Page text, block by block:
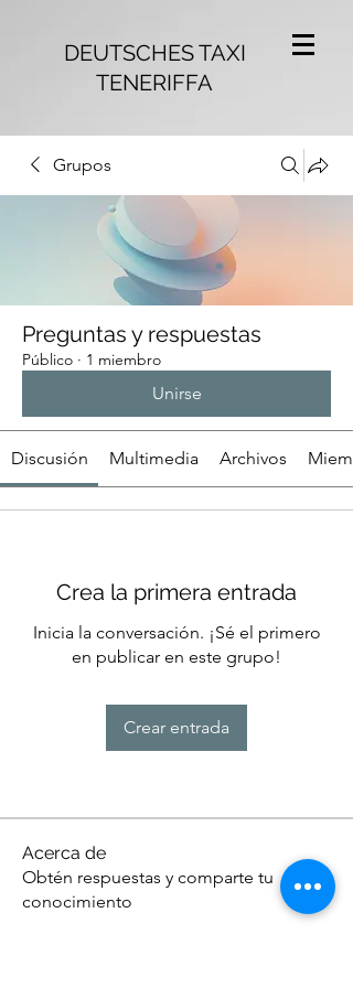
DEUTSCHES TAXI
TENERIFFA
Grupos
Preguntas y respuestas
Público · 1 miembro
Unirse
Discusión Multimedia Archivos
Crea la primera entrada
Inicia la conversación. ¡Sé el primero
en publicar en este grupo!
Crear entrada
Acerca de
Obtén respuestas y comparte tu
conocimiento